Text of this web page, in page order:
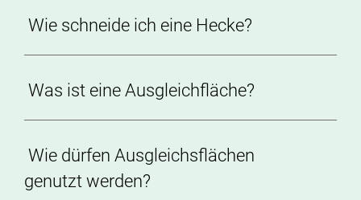
Wie schneide ich eine Hecke?
Was ist eine Ausgleichfläche?
Wie dürfen Ausgleichsflächen
genutzt werden?